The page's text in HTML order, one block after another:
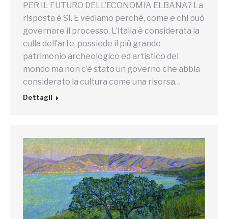
PER IL FUTURO DELL’ECONOMIA ELBANA? La
risposta è SI. E vediamo perché, come e chi può
governare il processo. L’Italia è considerata la
culla dell’arte, possiede il più grande
patrimonio archeologico ed artistico del
mondo ma non c’è stato un governo che abbia
considerato la cultura come una risorsa…
Dettagli